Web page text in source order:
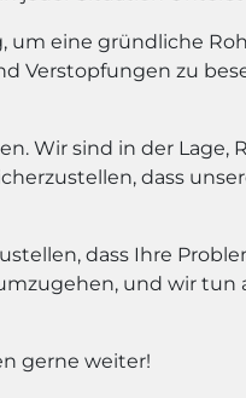
um eine gründliche
Verstopfungen zu
Wir sind in der Lage,
dass
dass Ihre
und wir tun
gerne weiter!